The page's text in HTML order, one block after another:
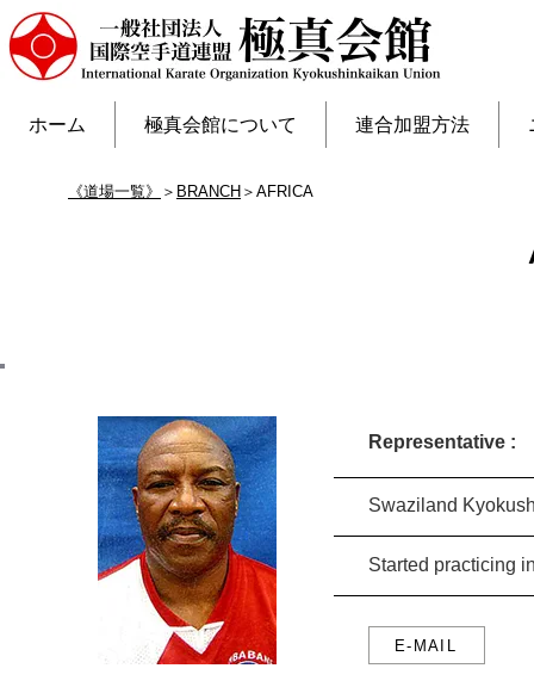
ホーム 極真会館について 連合加盟方法
《道場一覧》 ＞ BRANCH ＞AFRICA
Representative :
Swaziland
Started practicing
E-MAIL